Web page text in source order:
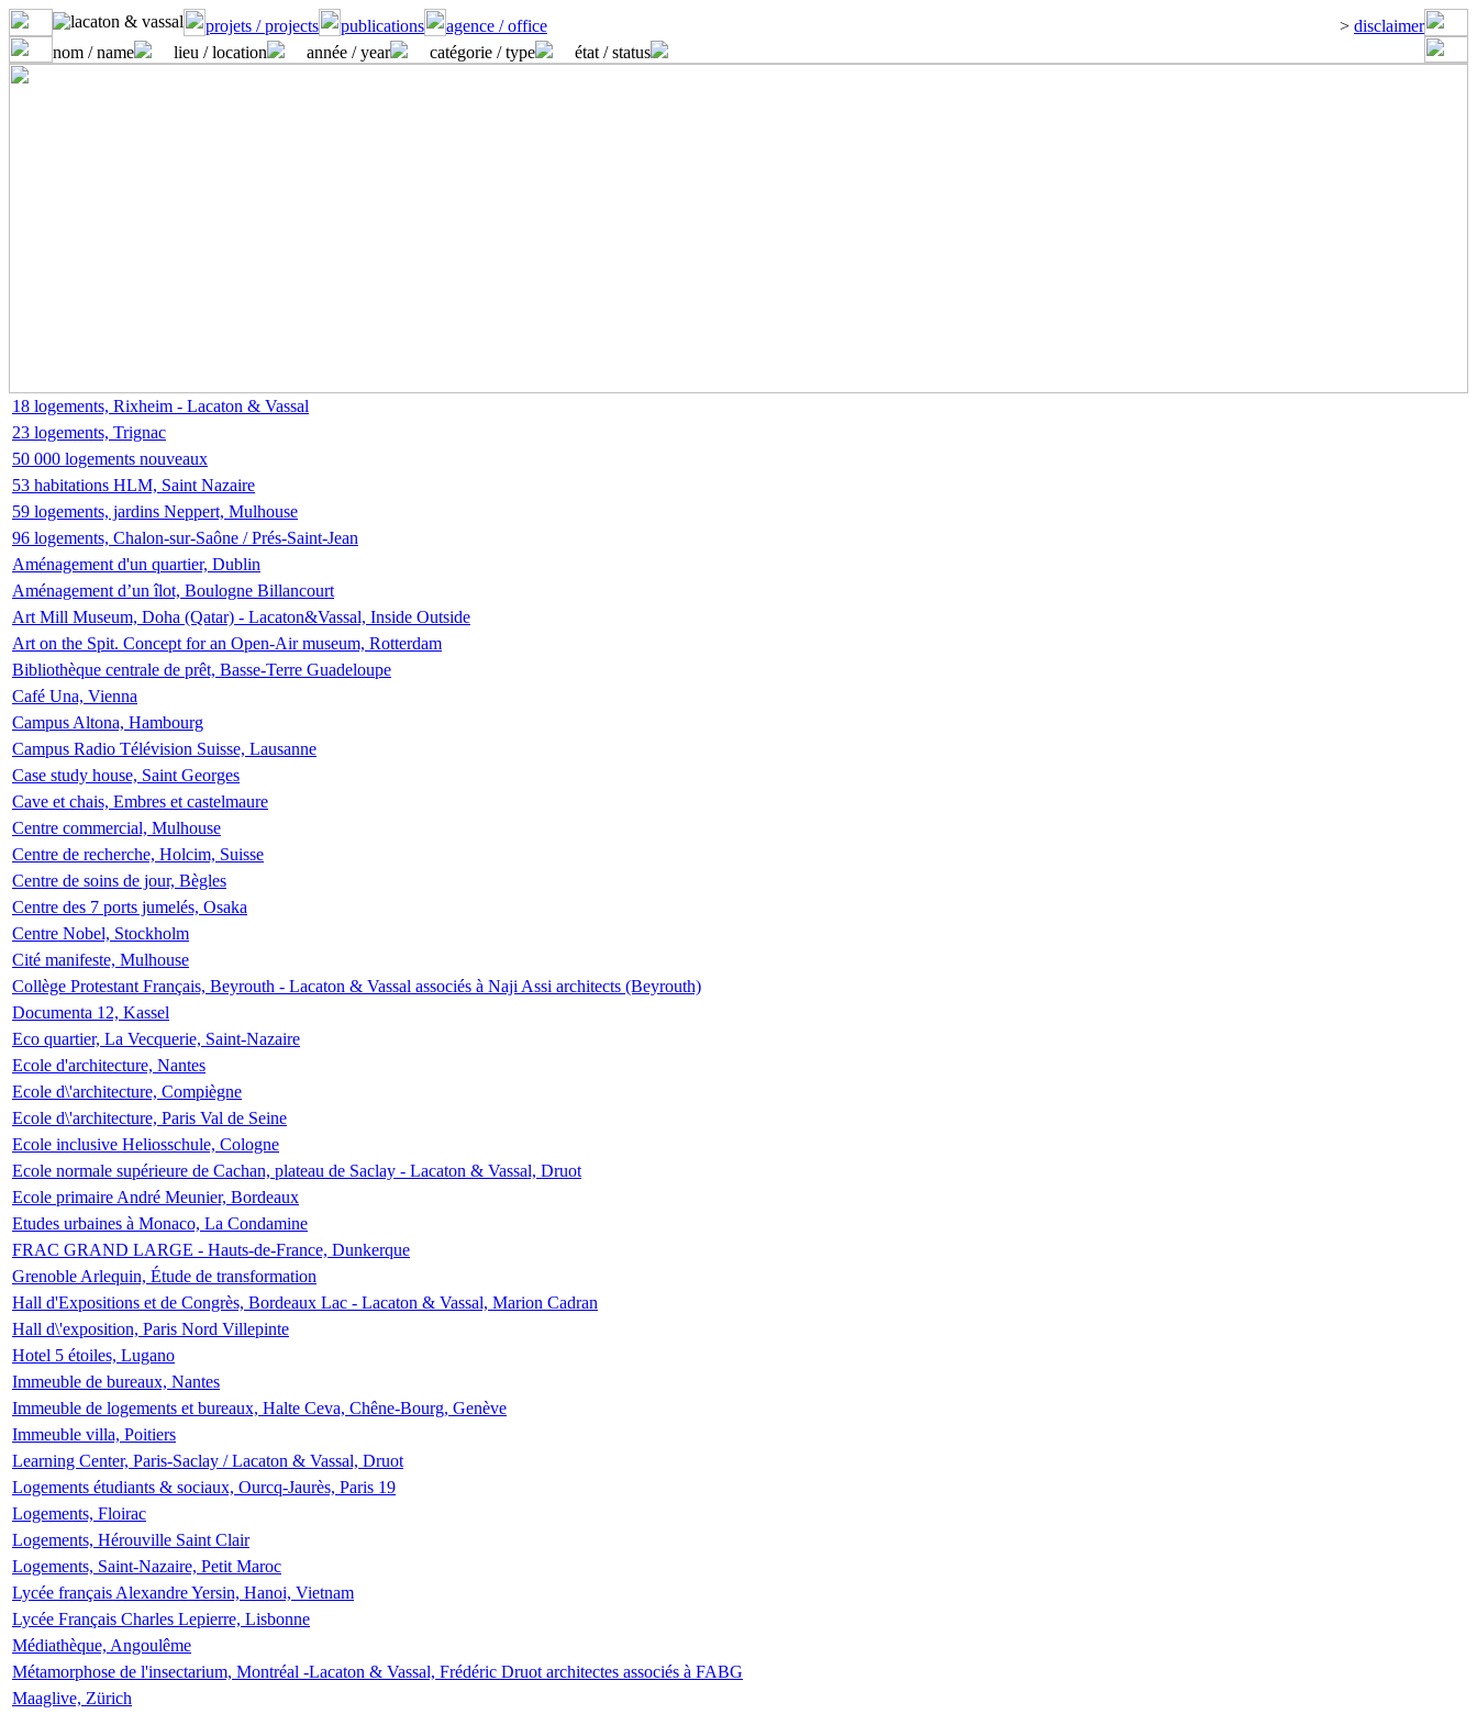
projets / projects publications agence / office > disclaimer
nom / name
lieu / location année / year catégorie / type état / status
18 logements, Rixheim - Lacaton & Vassal
23 logements, Trignac
50 000 logements nouveaux
53 habitations HLM, Saint Nazaire
59 logements, jardins Neppert, Mulhouse
96 logements, Chalon-sur-Saône / Prés-Saint-Jean
Aménagement d'un quartier, Dublin
Aménagement d’un îlot, Boulogne Billancourt
Art Mill Museum, Doha (Qatar) - Lacaton&Vassal, Inside Outside
Art on the Spit. Concept for an Open-Air museum, Rotterdam
Bibliothèque centrale de prêt, Basse-Terre Guadeloupe
Café Una, Vienna
Campus Altona, Hambourg
Campus Radio Télévision Suisse, Lausanne
Case study house, Saint Georges
Cave et chais, Embres et castelmaure
Centre commercial, Mulhouse
Centre de recherche, Holcim, Suisse
Centre de soins de jour, Bègles
Centre des 7 ports jumelés, Osaka
Centre Nobel, Stockholm
Cité manifeste, Mulhouse
Collège Protestant Français, Beyrouth - Lacaton & Vassal associés à Naji Assi architects (Beyrouth)
Documenta 12, Kassel
Eco quartier, La Vecquerie, Saint-Nazaire
Ecole d'architecture, Nantes
Ecole d\'architecture, Compiègne
Ecole d\'architecture, Paris Val de Seine
Ecole inclusive Heliosschule, Cologne
Ecole normale supérieure de Cachan, plateau de Saclay - Lacaton & Vassal, Druot
Ecole primaire André Meunier, Bordeaux
Etudes urbaines à Monaco, La Condamine
FRAC GRAND LARGE - Hauts-de-France, Dunkerque
Grenoble Arlequin, Étude de transformation
Hall d'Expositions et de Congrès, Bordeaux Lac - Lacaton & Vassal, Marion Cadran
Hall d\'exposition, Paris Nord Villepinte
Hotel 5 étoiles, Lugano
Immeuble de bureaux, Nantes
Immeuble de logements et bureaux, Halte Ceva, Chêne-Bourg, Genève
Immeuble villa, Poitiers
Learning Center, Paris-Saclay / Lacaton & Vassal, Druot
Logements étudiants & sociaux, Ourcq-Jaurès, Paris 19
Logements, Floirac
Logements, Hérouville Saint Clair
Logements, Saint-Nazaire, Petit Maroc
Lycée français Alexandre Yersin, Hanoi, Vietnam
Lycée Français Charles Lepierre, Lisbonne
Médiathèque, Angoulême
Métamorphose de l'insectarium, Montréal -Lacaton & Vassal, Frédéric Druot architectes associés à FABG
Maaglive, Zürich